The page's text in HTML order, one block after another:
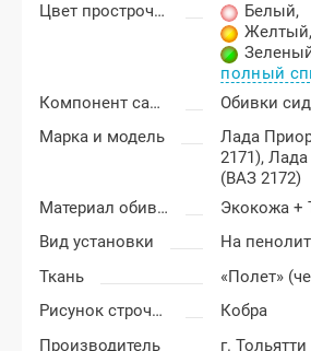
Цвет прострочки Белый,
Желтый,
полный
Компонент салона
Обивки
Марка и модель
Лада
2171),Лада
(ВАЗ 2172)
Материал обивки
Экокожа +
Вид установки
На
Ткань
«Полет»
Рисунок строчки
Кобра
Производитель
г. Тольятти